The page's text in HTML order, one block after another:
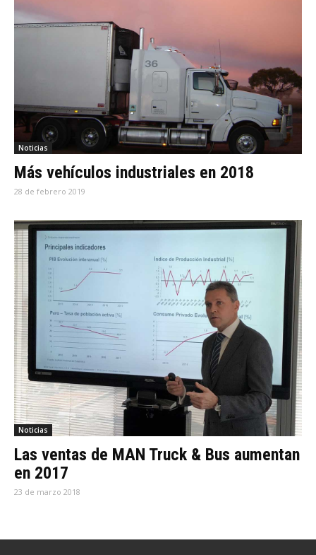
Noticias
Más vehículos industriales en 2018
28 de febrero 2019
Noticias
Las ventas de MAN Truck & Bus aumentan
en 2017
23 de marzo 2018